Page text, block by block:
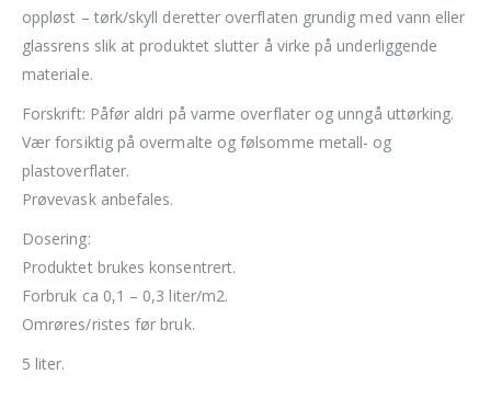
oppløst – tørk/skyll deretter overflaten grundig med vann eller
glassrens slik at produktet slutter å virke på underliggende
materiale.
Forskrift: Påfør aldri på varme overflater og unngå uttørking.
Vær forsiktig på overmalte og følsomme metall- og
plastoverflater.
Prøvevask anbefales.
Dosering:
Produktet brukes konsentrert.
Forbruk ca 0,1 – 0,3 liter/m2.
Omrøres/ristes før bruk.
5 liter.